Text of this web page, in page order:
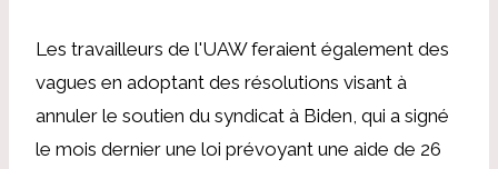
Les travailleurs de l'UAW feraient également des
vagues en adoptant des résolutions visant à
annuler le soutien du syndicat à Biden, qui a signé
le mois dernier une loi prévoyant une aide de 26